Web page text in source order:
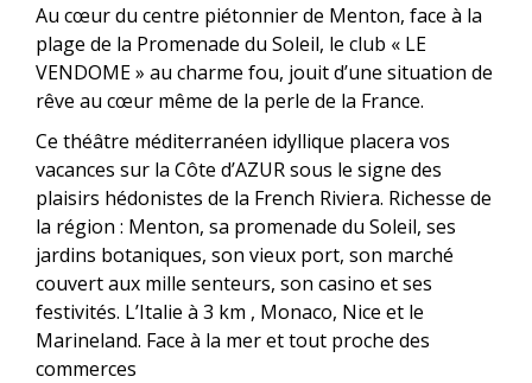
Au cœur du centre piétonnier de Menton, face à la
plage de la Promenade du Soleil, le club « LE
VENDOME » au charme fou, jouit d’une situation de
rêve au cœur même de la perle de la France.
Ce théâtre méditerranéen idyllique placera vos
vacances sur la Côte d’AZUR sous le signe des
plaisirs hédonistes de la French Riviera. Richesse de
la région : Menton, sa promenade du Soleil, ses
jardins botaniques, son vieux port, son marché
couvert aux mille senteurs, son casino et ses
festivités. L’Italie à 3 km , Monaco, Nice et le
Marineland. Face à la mer et tout proche des
commerces